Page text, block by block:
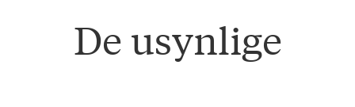
De usynlige